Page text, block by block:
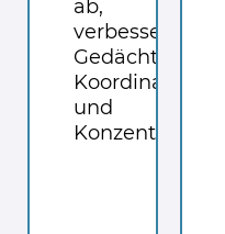
ab,
verbessert
Gedächtnis,
Koordination
und
Konzentration.